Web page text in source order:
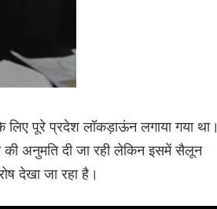
पूरे प्रदेश लॉकड़ाऊंन लगाया गया था।
की अनुमति दी जा रही लेकिन इसमें सैलून
देखा जा रहा है।